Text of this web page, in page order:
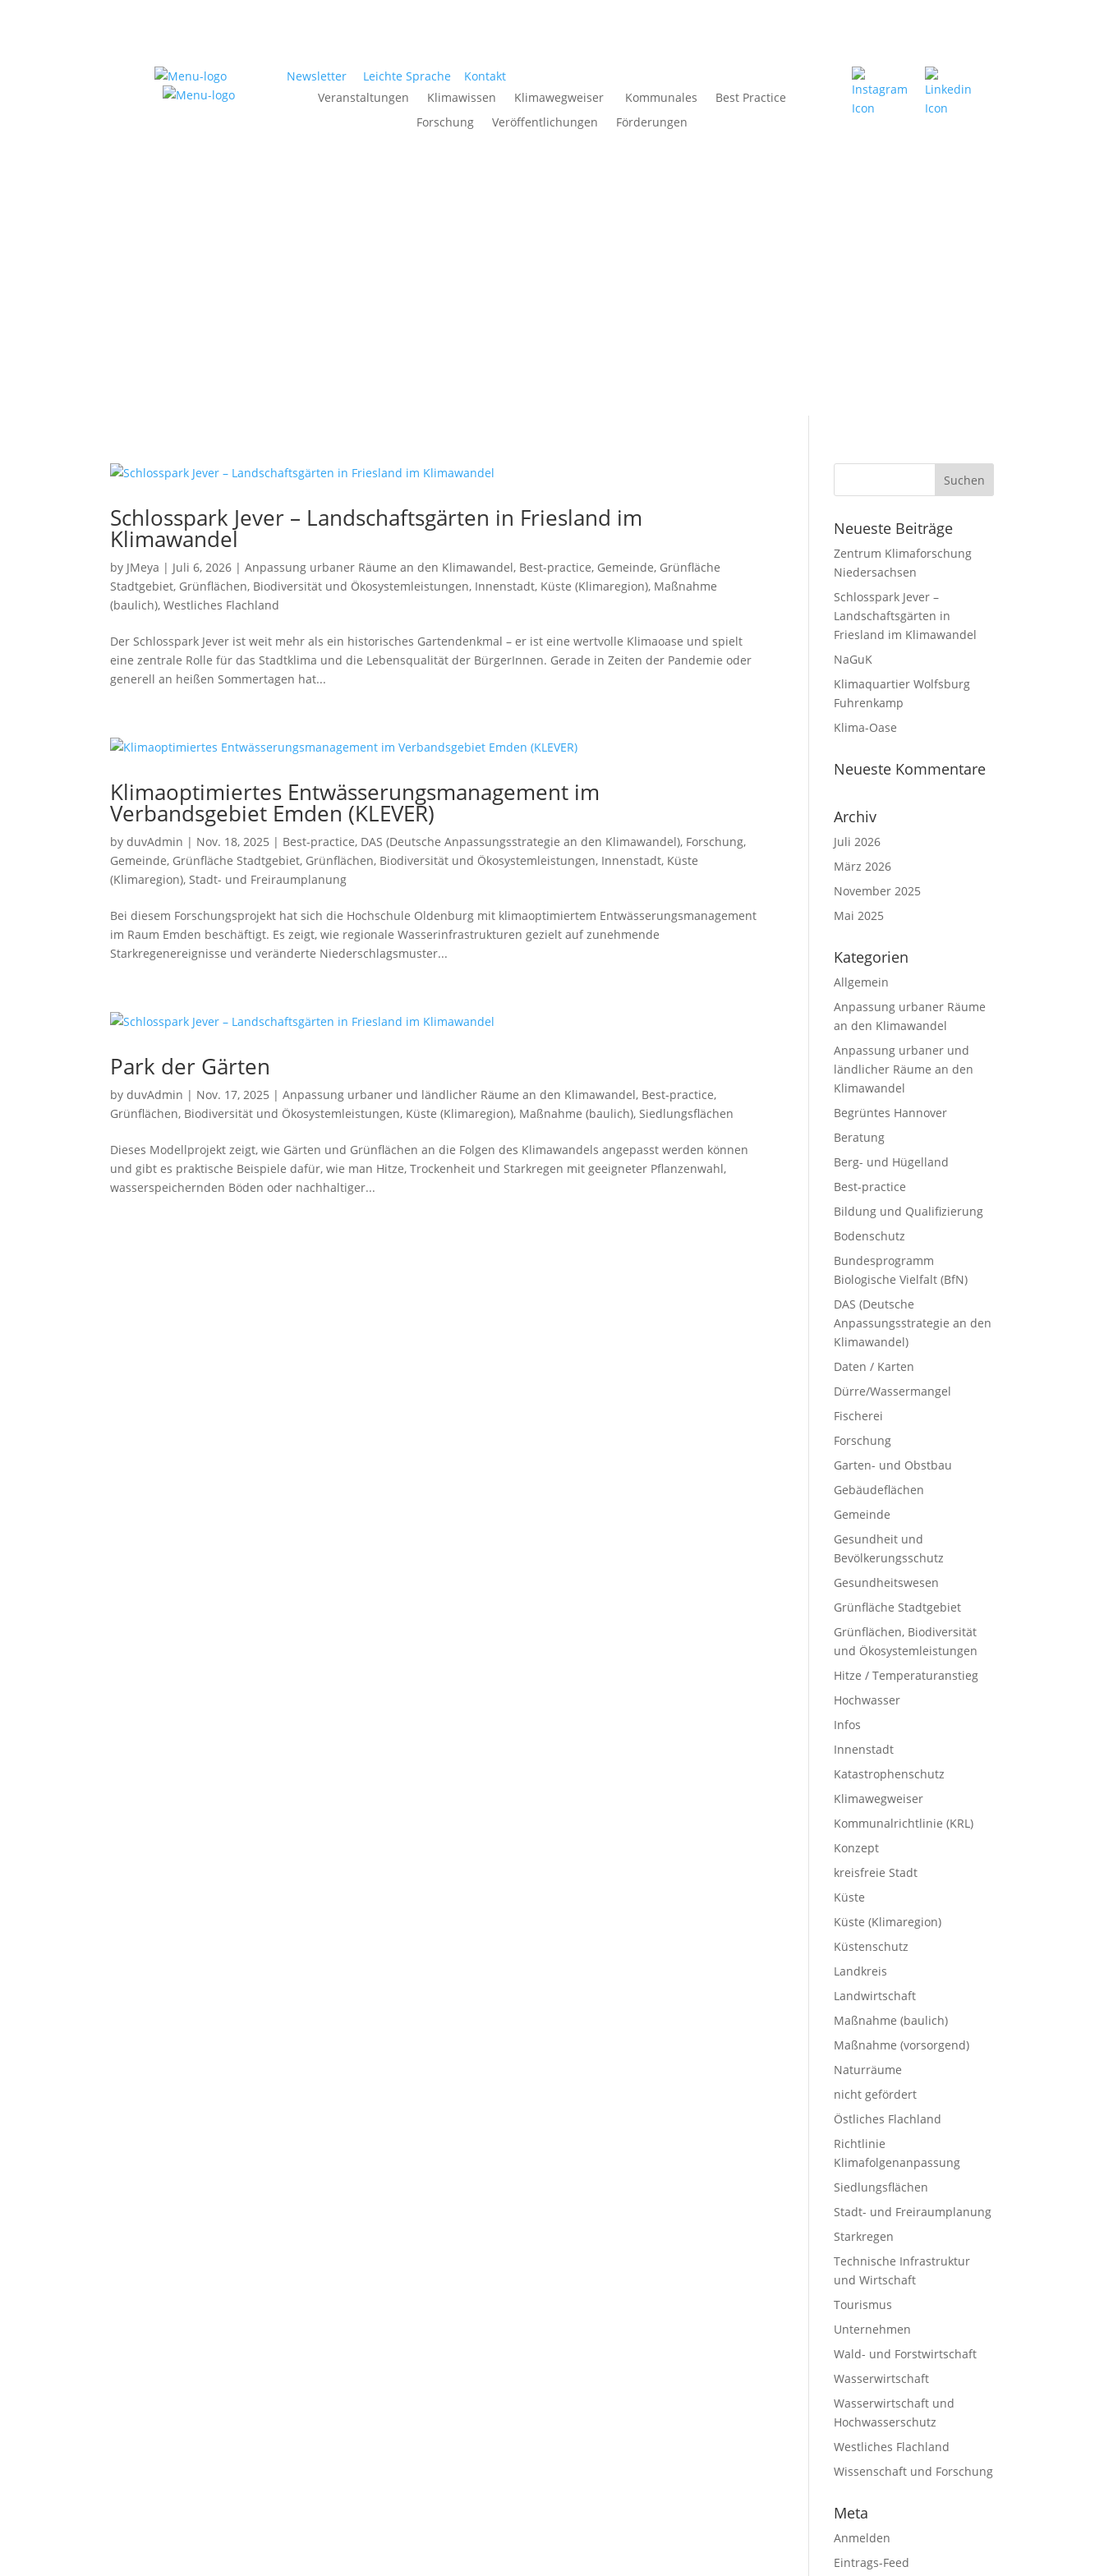
Newsletter Leichte Sprache
Kontakt
Veranstaltungen
Klimawissen Klimawegweiser Kommunales
Best Practice
Forschung
Veröffentlichungen Förderungen
Schlosspark Jever – Landschaftsgärten in Friesland im
Klimawandel
by JMeya | Juli 6, 2026 |Anpassung urbaner Räume an den Klimawandel, Best-practice, Gemeinde, Grünfläche
Stadtgebiet, Grünflächen, Biodiversität und Ökosystemleistungen, Innenstadt, Küste (Klimaregion), Maßnahme
(baulich),Westliches Flachland
Der Schlosspark Jever ist weit mehr als ein historisches Gartendenkmal – er ist eine wertvolle Klimaoase und spielt
eine zentrale Rolle für das Stadtklima und die Lebensqualität der BürgerInnen. Gerade in Zeiten der Pandemie oder
generell an heißen Sommertagen hat...
Klimaoptimiertes Entwässerungsmanagement im
Verbandsgebiet Emden (KLEVER)
byduvAdmin | Nov. 18, 2025 | Best-practice, DAS (Deutsche Anpassungsstrategie an den Klimawandel), Forschung,
Gemeinde, Grünfläche Stadtgebiet, Grünflächen, Biodiversität und Ökosystemleistungen, Innenstadt, Küste
(Klimaregion), Stadt- und Freiraumplanung
Bei diesem Forschungsprojekt hat sich die Hochschule Oldenburg mit klimaoptimiertem Entwässerungsmanagement
im Raum Emden beschäftigt. Es zeigt, wie regionale Wasserinfrastrukturen gezielt auf zunehmende
Starkregenereignisse und veränderte Niederschlagsmuster...
Park der Gärten
byduvAdmin | Nov. 17, 2025 |Anpassung urbaner und ländlicher Räume an den Klimawandel, Best-practice,
Grünflächen, Biodiversität und Ökosystemleistungen, Küste (Klimaregion), Maßnahme (baulich), Siedlungsflächen
Dieses Modellprojekt zeigt, wie Gärten und Grünflächen an die Folgen des Klimawandels angepasst werden können
und gibt es praktische Beispiele dafür, wie man Hitze, Trockenheit und Starkregen mit geeigneter Pflanzenwahl,
wasserspeichernden Böden oder nachhaltiger...
Neueste Beiträge
Zentrum Klimaforschung
Niedersachsen
Schlosspark Jever –
Landschaftsgärten in
Friesland im Klimawandel
NaGuK
Klimaquartier Wolfsburg
Fuhrenkamp
Klima-Oase
Neueste Kommentare
Archiv
Juli 2026
März 2026
November 2025
Mai 2025
Kategorien
Allgemein
Anpassung urbaner Räume
an den Klimawandel
Anpassung urbaner und
ländlicher Räume an den
Klimawandel
Begrüntes Hannover
Beratung
Berg- und Hügelland
Best-practice
Bildung und Qualifizierung
Bodenschutz
Bundesprogramm
Biologische Vielfalt (BfN)
DAS (Deutsche
Anpassungsstrategie an den
Klimawandel)
Daten / Karten
Dürre/Wassermangel
Fischerei
Forschung
Garten- und Obstbau
Gebäudeflächen
Gemeinde
Gesundheit und
Bevölkerungsschutz
Gesundheitswesen
Grünfläche Stadtgebiet
Grünflächen, Biodiversität
und Ökosystemleistungen
Hitze / Temperaturanstieg
Hochwasser
Infos
Innenstadt
Katastrophenschutz
Klimawegweiser
Kommunalrichtlinie (KRL)
Konzept
kreisfreie Stadt
Küste
Küste (Klimaregion)
Küstenschutz
Landkreis
Landwirtschaft
Maßnahme (baulich)
Maßnahme (vorsorgend)
Naturräume
nicht gefördert
Östliches Flachland
Richtlinie
Klimafolgenanpassung
Siedlungsflächen
Stadt- und Freiraumplanung
Starkregen
Technische Infrastruktur
und Wirtschaft
Tourismus
Unternehmen
Wald- und Forstwirtschaft
Wasserwirtschaft
Wasserwirtschaft und
Hochwasserschutz
Westliches Flachland
Wissenschaft und Forschung
Meta
Anmelden
Eintrags-Feed